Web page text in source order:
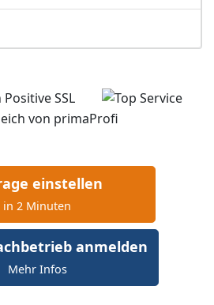
einstellen
in 2 Minuten
anmelden
Mehr Infos